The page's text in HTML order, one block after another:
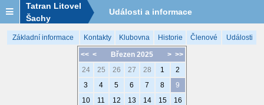
Tatran Litovel
Šachy
Události a informace
Základní informace Kontakty Klubovna Historie Členové Události
<< < > >>
Březen 2025
24
25 26 27 28 1
2
3
4 5 6 7 8
9
10
11 12 13 14 15
16